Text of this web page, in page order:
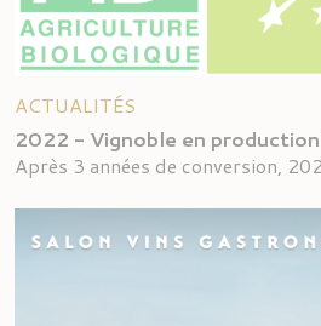
ACTUALITÉS
2022 - Vignoble en